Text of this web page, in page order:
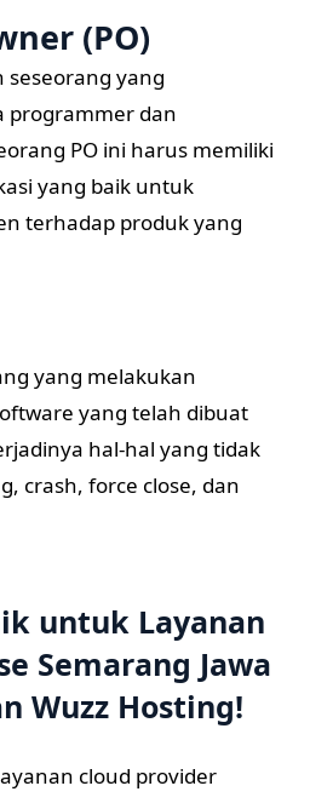
(PO)
seseorang yang
programmer dan
PO ini harus memiliki
yang baik untuk
terhadap produk yang
yang melakukan
yang telah dibuat
hal-hal yang tidak
crash, force close, dan
untuk Layanan
Semarang Jawa
Wuzz Hosting!
cloud provider